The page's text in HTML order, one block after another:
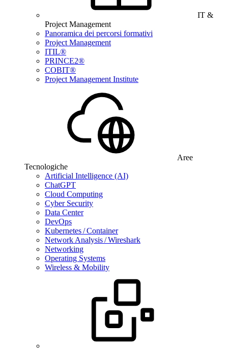
IT &
Project Management
Panoramica dei percorsi formativi
Project Management
ITIL®
PRINCE2®
COBIT®
Project Management Institute
Aree
Tecnologiche
Artificial Intelligence (AI)
ChatGPT
Cloud Computing
Cyber Security
Data Center
DevOps
Kubernetes / Container
Network Analysis / Wireshark
Networking
Operating Systems
Wireless & Mobility